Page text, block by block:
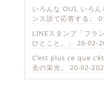
いろんな OUI, いろ
ンス語で応答する。
LINEスタンプ「フラ
ひとこと。」
26-02-
C’est plus ce que
去の栄光。
20-02-